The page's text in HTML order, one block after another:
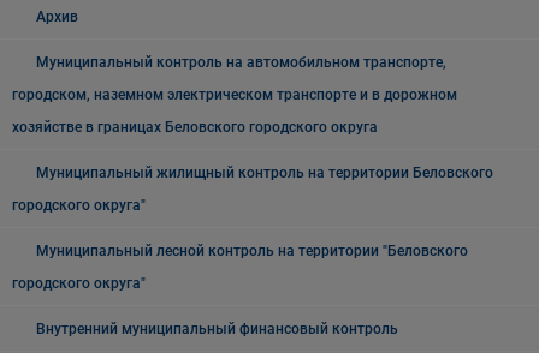
Архив
Муниципальный контроль на автомобильном транспорте,
городском, наземном электрическом транспорте и в дорожном
хозяйстве в границах Беловского городского округа
Муниципальный жилищный контроль на территории Беловского
городского округа"
Муниципальный лесной контроль на территории "Беловского
городского округа"
Внутренний муниципальный финансовый контроль